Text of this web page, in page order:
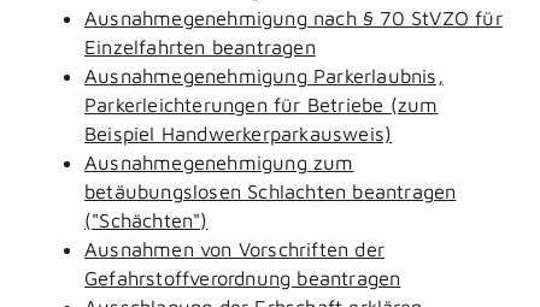
Ausnahmegenehmigung nach § 70 StVZO für
Einzelfahrten beantragen
Ausnahmegenehmigung Parkerlaubnis,
Parkerleichterungen für Betriebe (zum
Beispiel Handwerkerparkausweis)
Ausnahmegenehmigung zum
betäubungslosen Schlachten beantragen
("Schächten")
Ausnahmen von Vorschriften der
Gefahrstoffverordnung beantragen